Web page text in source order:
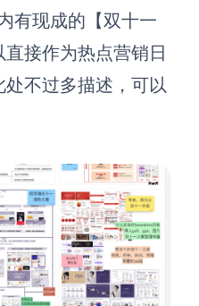
AI生成PPT
AI生成图片
AI写作
AI生成简历
有现成的 【双十一
直接作为热点营销日
不过多描述，可以